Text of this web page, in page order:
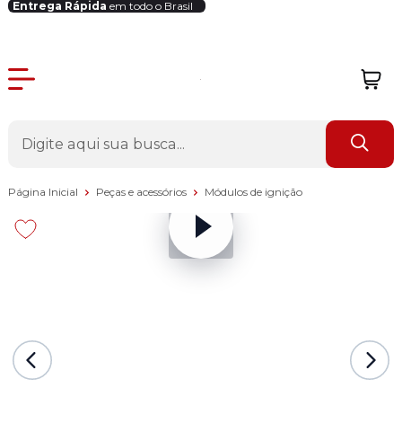
Entrega Rápida em todo o Brasil
Login Revendedor
Página Inicial Peças e acessórios Módulos de ignição